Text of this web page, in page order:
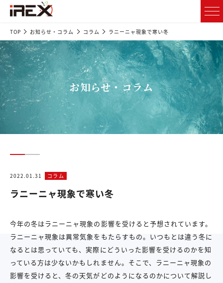
TOP お知らせ・コラム コラム ラニーニャ現象で寒い冬
お知らせ・コラム
2022.01.31 コラム
ラニーニャ現象で寒い冬
今年の冬はラニーニャ現象の影響を受けると予想されています。
ラニーニャ現象は異常気象をもたらすもの。いつもとは違う冬に
なるとは思っていても、実際にどういった影響を受けるのかを知
っている方は少ないかもしれません。そこで、ラニーニャ現象の
影響を受けると、冬の天気がどのようになるのかについて解説し